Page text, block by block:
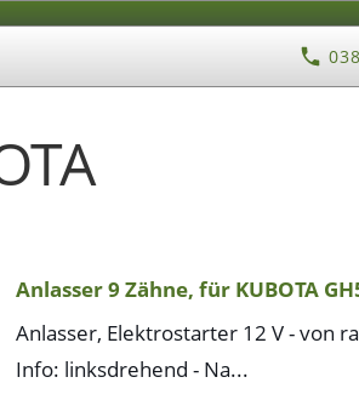
Anlasser 9 Zähne, für KUBOTA
Anlasser, Elektrostarter 12 V - von
Info: linksdrehend - Na...